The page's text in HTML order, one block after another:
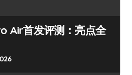
Air首发评测：亮点全